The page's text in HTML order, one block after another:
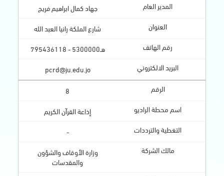
جهاد كمال ابراهيم فريج
شارع الملكة رانيا العبد الله
هـ5300000 - 795436118
pcrd@ju.edu.jo
8
إذاعة القرآن الكريم
-
وزارة الأوقاف والشؤون
والمقدسات